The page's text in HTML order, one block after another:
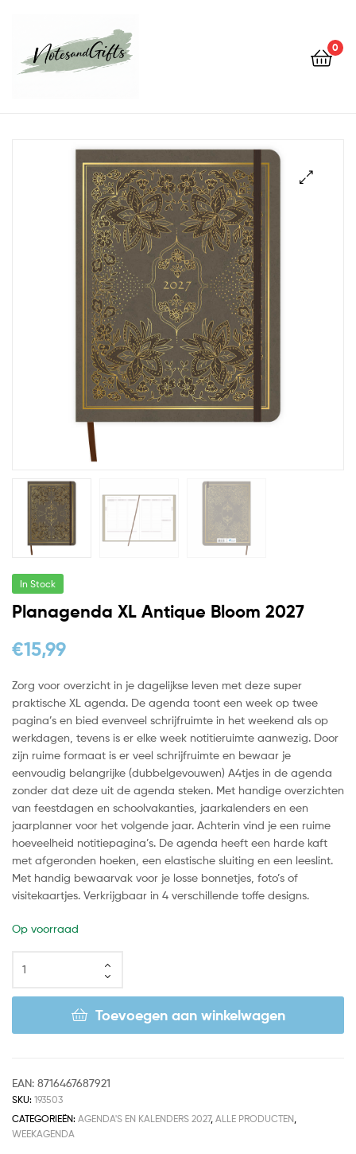
0
In Stock
Planagenda XL Antique Bloom 2027
€15,99
Zorg voor overzicht in je dagelijkse leven met deze super
praktische XL agenda. De agenda toont een week op twee
pagina’s en bied evenveel schrijfruimte in het weekend als op
werkdagen, tevens is er elke week notitieruimte aanwezig. Door
zijn ruime formaat is er veel schrijfruimte en bewaar je
eenvoudig belangrijke (dubbelgevouwen) A4tjes in de agenda
zonder dat deze uit de agenda steken. Met handige overzichten
van feestdagen en schoolvakanties, jaarkalenders en een
jaarplanner voor het volgende jaar. Achterin vind je een ruime
hoeveelheid notitiepagina’s. De agenda heeft een harde kaft
met afgeronden hoeken, een elastische sluiting en een leeslint.
Met handig bewaarvak voor je losse bonnetjes, foto’s of
visitekaartjes. Verkrijgbaar in 4 verschillende toffe designs.
Op voorraad
Toevoegen aan winkelwagen
EAN: 8716467687921
SKU: 193503
CATEGORIEËN: AGENDA'S EN KALENDERS 2027, ALLE PRODUCTEN
WEEKAGENDA